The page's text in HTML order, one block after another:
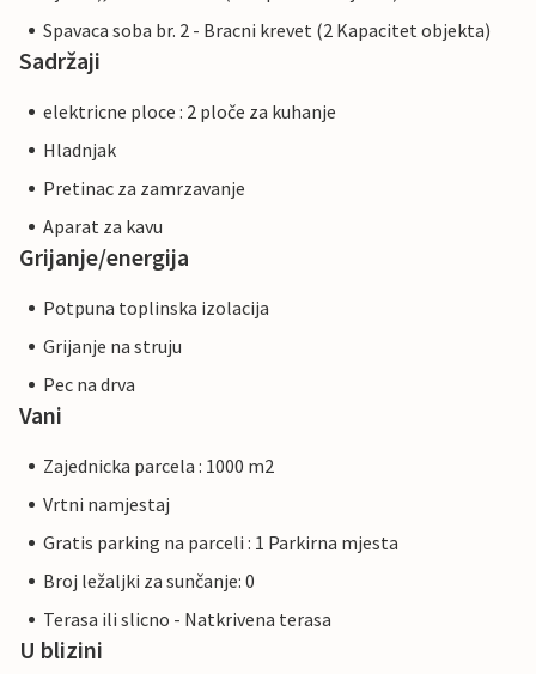
Spavaca soba br. 2 - Bracni krevet (2 Kapacitet objekta)
Sadržaji
elektricne ploce : 2 ploče za kuhanje
Hladnjak
Pretinac za zamrzavanje
Aparat za kavu
Grijanje/energija
Potpuna toplinska izolacija
Grijanje na struju
Pec na drva
Vani
Zajednicka parcela : 1000 m2
Vrtni namjestaj
Gratis parking na parceli : 1 Parkirna mjesta
Broj ležaljki za sunčanje: 0
Terasa ili slicno - Natkrivena terasa
U blizini